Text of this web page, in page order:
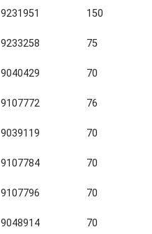
9231951 150
9233258 75
9040429 70
9107772 76
9039119 70
9107784 70
9107796 70
9048914 70